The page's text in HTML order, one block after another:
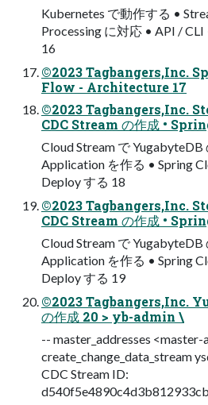
Kubernetes で動作する •
Processing に対応 • API /
16
©2023 Tagbangers,Inc.
Flow - Architecture 17
©2023 Tagbangers,Inc.
CDC Stream の作成 •
Cloud Stream で YugabyteDB
Application を作る • Spring
Deploy する 18
©2023 Tagbangers,Inc.
CDC Stream の作成 •
Cloud Stream で YugabyteDB
Application を作る • Spring
Deploy する 19
©2023 Tagbangers,Inc.
の作成 20 > yb-admin \
-- master_addresses <master-
create_change_data_stream
CDC Stream ID: